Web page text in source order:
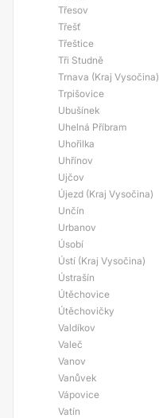
Třesov
Třešť
Třeštice
Tři Studně
Trnava (Kraj Vysočina)
Trpišovice
Ubušínek
Uhelná Příbram
Uhořilka
Uhřínov
Ujčov
Újezd (Kraj Vysočina)
Unčín
Urbanov
Úsobí
Ústí (Kraj Vysočina)
Ústrašín
Útěchovice
Útěchovičky
Valdíkov
Valeč
Vanov
Vanůvek
Vápovice
Vatín